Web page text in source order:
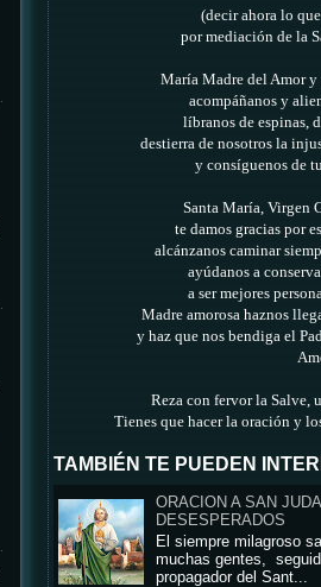
(decir ahora lo
por mediación de la
María Madre del Amor y
acompáñanos y
líbranos de espinas,
destierra de nosotros la
y consíguenos de
Santa María, Virgen
te damos gracias por
alcánzanos caminar
ayúdanos a
a ser mejores
Madre amorosa haznos
y haz que nos bendiga el
Reza con fervor la Salve,
Tienes que hacer la oración y
TAMBIÉN TE PUEDEN
ORACION A SAN
DESESPERADOS
El siempre milagroso
muchas gentes,
propagador del Sant...